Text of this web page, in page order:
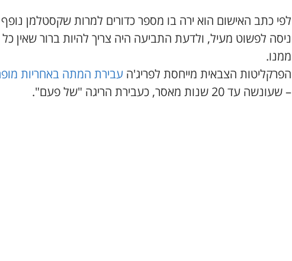
לפי כתב האישום הוא ירה בו מספר כדורים למרות שקסטלמן נופף
ניסה לפשוט מעיל, ולדעת התביעה היה צריך להיות ברור שאין
ממנו.
הפרקליטות הצבאית מייחסת לפריג'העבירת המתה באחריות
– שעונשה עד 20 שנות מאסר, כעבירת הריגה "של פעם".